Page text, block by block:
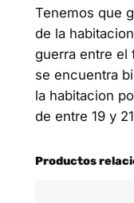
Tenemos que
de la
guerra entre el
se encuentra
la habitacion
de entre 19 y
Productos